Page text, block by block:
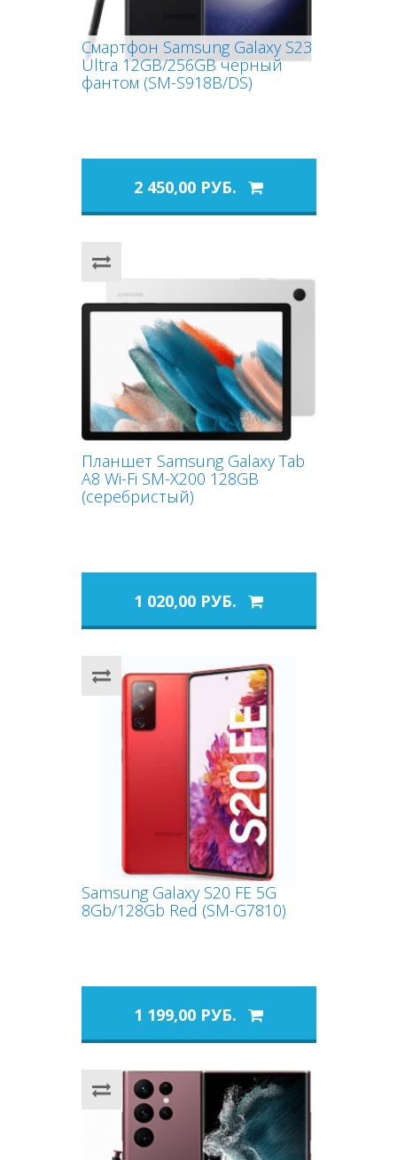
Смартфон Samsung Galaxy S23
Ultra 12GB/256GB черный
фантом (SM-S918B/DS)
2 450,00 РУБ.
Планшет Samsung Galaxy Tab
A8 Wi-Fi SM-X200 128GB
(серебристый)
1 020,00 РУБ.
Samsung Galaxy S20 FE 5G
8Gb/128Gb Red (SM-G7810)
1 199,00 РУБ.